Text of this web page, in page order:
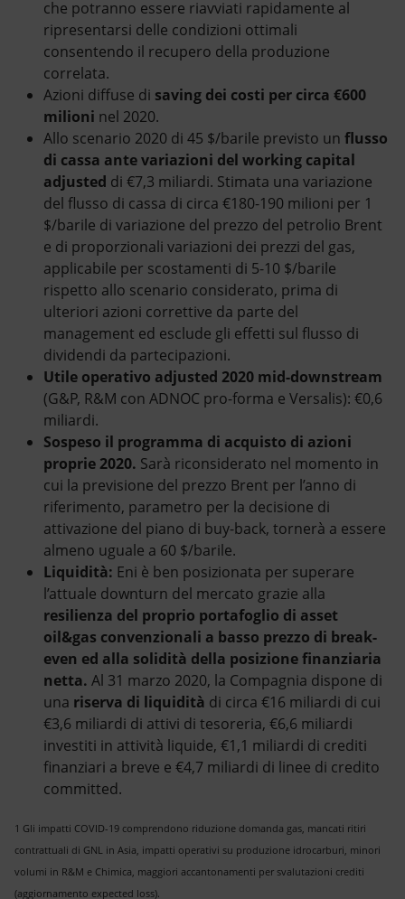
che potranno essere riavviati rapidamente al
ripresentarsi delle condizioni ottimali
consentendo il recupero della produzione
correlata.
Azioni diffuse di saving dei costi per circa €600
milioni nel 2020.
Allo scenario 2020 di 45 $/barile previsto un flusso
di cassa ante variazioni del working capital
adjusted di €7,3 miliardi. Stimata una variazione
del flusso di cassa di circa €180-190 milioni per 1
$/barile di variazione del prezzo del petrolio Brent
e di proporzionali variazioni dei prezzi del gas,
applicabile per scostamenti di 5-10 $/barile
rispetto allo scenario considerato, prima di
ulteriori azioni correttive da parte del
management ed esclude gli effetti sul flusso di
dividendi da partecipazioni.
Utile operativo adjusted 2020 mid-downstream
(G&P, R&M con ADNOC pro-forma e Versalis): €0,6
miliardi.
Sospeso il programma di acquisto di azioni
proprie 2020. Sarà riconsiderato nel momento in
cui la previsione del prezzo Brent per l’anno di
riferimento, parametro per la decisione di
attivazione del piano di buy-back, tornerà a essere
almeno uguale a 60 $/barile.
Liquidità: Eni è ben posizionata per superare
l’attuale downturn del mercato grazie alla
resilienza del proprio portafoglio di asset
oil&gas convenzionali a basso prezzo di break-
even ed alla solidità della posizione finanziaria
netta. Al 31 marzo 2020, la Compagnia dispone di
una riserva di liquidità di circa €16 miliardi di cui
€3,6 miliardi di attivi di tesoreria, €6,6 miliardi
investiti in attività liquide, €1,1 miliardi di crediti
finanziari a breve e €4,7 miliardi di linee di credito
committed.
1 Gli impatti COVID-19 comprendono riduzione domanda gas, mancati ritiri
contrattuali di GNL in Asia, impatti operativi su produzione idrocarburi, minori
volumi in R&M e Chimica, maggiori accantonamenti per svalutazioni crediti
(aggiornamento expected loss).